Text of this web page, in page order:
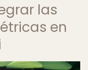
las
en